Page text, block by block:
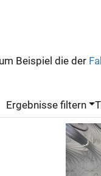
Beispiel die der
Ergebnisse filtern